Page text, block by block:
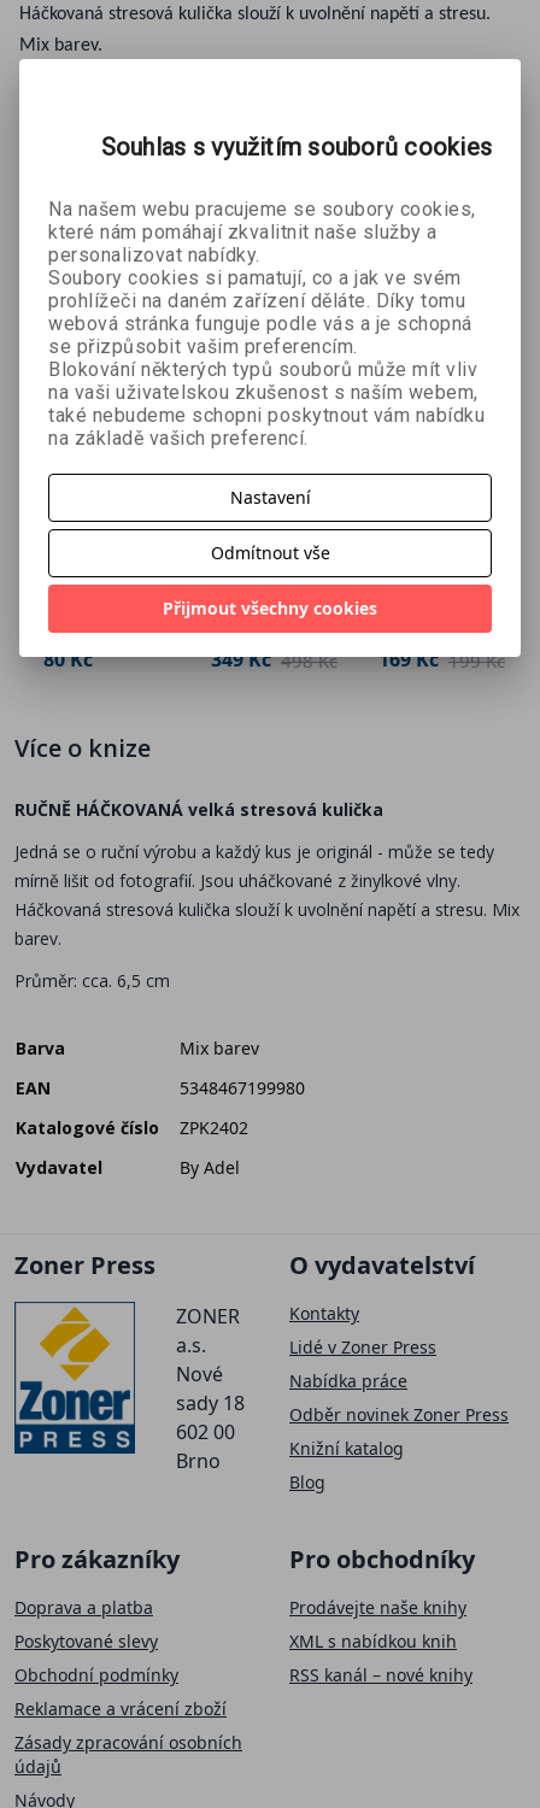
Háčkovaná stresová kulička slouží k uvolnění napětí a stresu.
Mix barev.
Mohlo by se Vám líbit:
Protistresov
á
koule - malá
80 Kč
Háčkování a
pletení pro
každého
kolektiv autorů
349 Kč 498 Kč
každého
169 Kč 199 Kč
Více o knize
RUČNĚ HÁČKOVANÁ velká stresová kulička
Jedná se o ruční výrobu a každý kus je originál - může se tedy
mírně lišit od fotografií. Jsou uháčkované z žinylkové vlny.
Háčkovaná stresová kulička slouží k uvolnění napětí a stresu. Mix
barev.
Průměr: cca. 6,5 cm
Barva
Mix barev
EAN
5348467199980
Katalogové číslo
ZPK2402
Vydavatel
By Adel
Zoner Press
ZONER
a.s.
Nové
sady 18
602 00
Brno
O vydavatelství
Kontakty
Lidé v Zoner Press
Nabídka práce
Odběr novinek Zoner Press
Knižní katalog
Blog
Pro zákazníky
Doprava a platba
Poskytované slevy
Obchodní podmínky
Reklamace a vrácení zboží
Zásady zpracování osobních
údajů
Návody
Pro obchodníky
Prodávejte naše knihy
XML s nabídkou knih
RSS kanál – nové knihy
Souhlas s využitím souborů cookies
Na našem webu pracujeme se soubory cookies,
které nám pomáhají zkvalitnit naše služby a
personalizovat nabídky.
Soubory cookies si pamatují, co a jak ve svém
prohlížeči na daném zařízení děláte. Díky tomu
webová stránka funguje podle vás a je schopná
se přizpůsobit vašim preferencím.
Blokování některých typů souborů může mít vliv
na vaši uživatelskou zkušenost s naším webem,
také nebudeme schopni poskytnout vám nabídku
na základě vašich preferencí.
Nastavení
Odmítnout vše
Přijmout všechny cookies